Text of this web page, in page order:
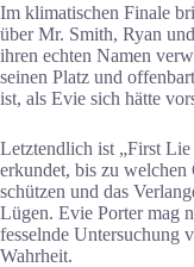
Im klimatischen Finale
über Mr. Smith, Ryan
ihren echten Namen
seinen Platz und
ist, als Evie sich hätte
Letztendlich ist „First Lie
erkundet, bis zu welchen
schützen und das
Lügen. Evie Porter mag
fesselnde Untersuchung
Wahrheit.